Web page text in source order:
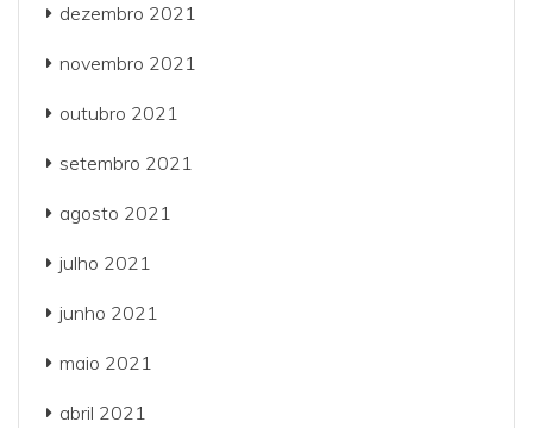
dezembro 2021
novembro 2021
outubro 2021
setembro 2021
agosto 2021
julho 2021
junho 2021
maio 2021
abril 2021